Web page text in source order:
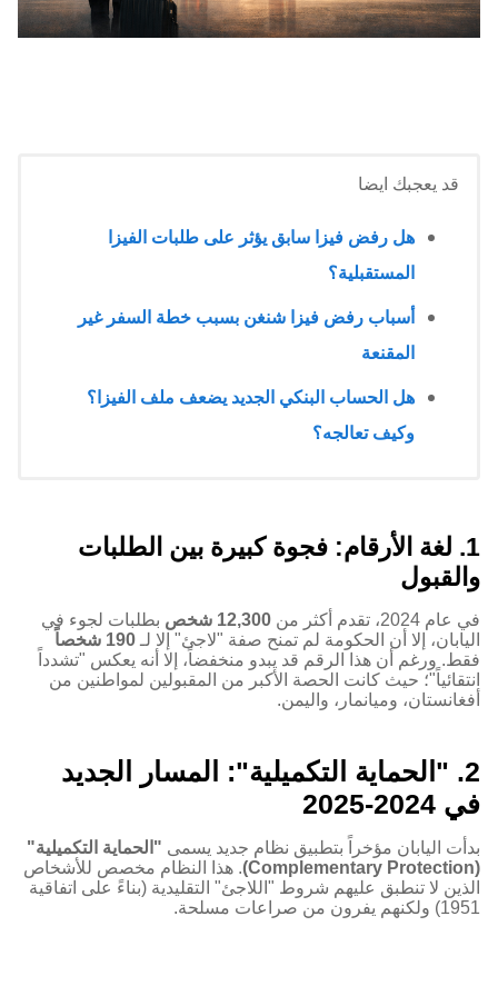
قد يعجبك ايضا
هل رفض فيزا سابق يؤثر على طلبات الفيزا
المستقبلية؟
أسباب رفض فيزا شنغن بسبب خطة السفر غير
المقنعة
هل الحساب البنكي الجديد يضعف ملف الفيزا؟
وكيف تعالجه؟
1. لغة الأرقام: فجوة كبيرة بين الطلبات
والقبول
في عام 2024، تقدم أكثر من 12,300 شخص
بطلبات لجوء في
اليابان، إلا أن الحكومة لم تمنح صفة "لاجئ" إلا لـ 190 شخصاً
فقط. ورغم أن هذا الرقم قد يبدو منخفضاً، إلا أنه يعكس "تشدداً
انتقائياً"؛ حيث كانت الحصة الأكبر من المقبولين لمواطنين من
أفغانستان، وميانمار، واليمن.
2. "الحماية التكميلية": المسار الجديد
في 2024-2025
بدأت اليابان مؤخراً بتطبيق نظام جديد يسمى "الحماية التكميلية"
(Complementary Protection)
. هذا النظام مخصص للأشخاص
الذين لا تنطبق عليهم شروط "اللاجئ" التقليدية (بناءً على اتفاقية
1951) ولكنهم يفرون من صراعات مسلحة.